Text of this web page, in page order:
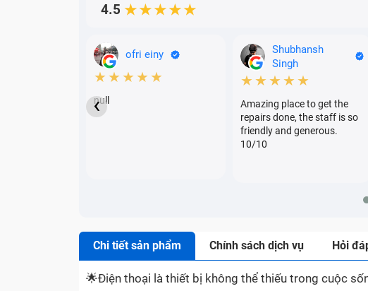
4.5 ★★★★★
ofri einy
★★★★★
null
Shubhansh
Singh
★★★★★
Amazing place to get the
repairs done, the staff is so
friendly and generous.
10/10
‹
Chi tiết sản phẩm Chính sách dịch vụ Hỏi
🌟Điện thoại là thiết bị không thể thiếu trong cuộc